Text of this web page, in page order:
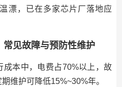
漂，已在多家芯片厂落地应
见故障与预防性维护
成本中，电费占70%以上，故
维护可降低15%~30%年。